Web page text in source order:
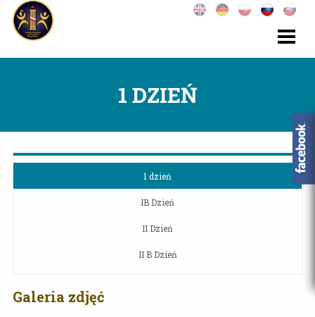
1 DZIEŃ
1 dzień
IB Dzień
II Dzień
II B Dzień
Galeria zdjęć